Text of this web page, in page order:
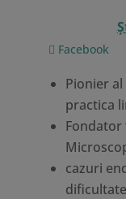
Facebook
Pionier
practica
Fondator
cazuri
dificultate